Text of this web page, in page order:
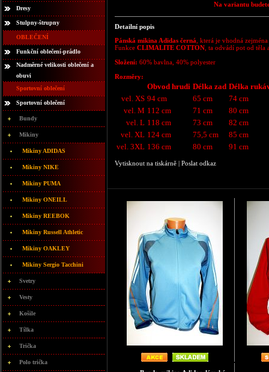
Dresy
Stulpny-štrupny
OBLEČENÍ
Funkční oblečení-prádlo
Nadměrné velikosti oblečení a
obuvi
Sportovní oblečení
Sportovní oblečení
Bundy
Mikiny
Mikiny ADIDAS
Mikiny NIKE
Mikiny PUMA
Mikiny ONEILL
Mikiny REEBOK
Mikiny Russell Athletic
Mikiny OAKLEY
Mikiny Sergio Tacchini
Svetry
Vesty
Košile
Tílka
Trička
Polo trička
Na variantu
Detailní popis
Pánská mikina Adidas černá , která je vhodná
Funkce CLIMALITE COTTON , ta odvádí pot od těla
Složení: 60% bavlna, 40% polyester
Rozměry:
Obvod hrudi Délka zad Délka
vel. XS 94 cm 65 cm
74 cm
vel. M 112 cm 71 cm
80 cm
vel. L 118 cm 73 cm
82 cm
vel. XL 124 cm 75,5 cm
85 cm
vel. 3XL 136 cm 80 cm 91 cm
Vytisknout na tiskárně | Poslat odkaz